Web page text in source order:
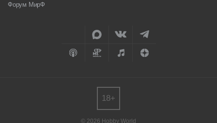
Форум МирФ
© 2026 Hobby World
18+